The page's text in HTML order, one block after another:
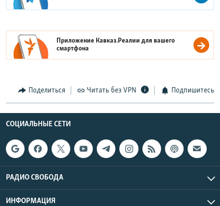
Приложение Кавказ.Реалии для вашего
смартфона
Поделиться Читать без VPN Подпишитесь
СОЦИАЛЬНЫЕ СЕТИ
РАДИО СВОБОДА
ИНФОРМАЦИЯ